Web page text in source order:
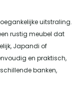
uitstraling.
rustig meubel dat
Japandi of
en praktisch,
banken,